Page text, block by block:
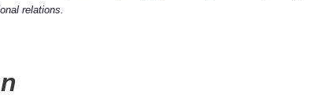
relations.